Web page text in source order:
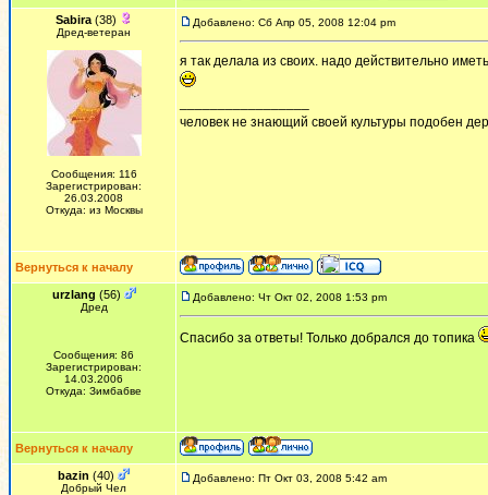
Sabira (38)
Дред-ветеран
Сообщения: 116
Зарегистрирован:
26.03.2008
Откуда: из Москвы
Добавлено: Сб Апр 05, 2008 12:04 pm
я так делала из своих. надо действительно
человек не знающий своей культуры подобен
Вернуться к началу
urzlang (56)
Дред
Сообщения: 86
Зарегистрирован:
14.03.2006
Откуда: Зимбабве
Добавлено: Чт Окт 02, 2008 1:53 pm
Спасибо за ответы! Только добрался до топика
Вернуться к началу
bazin (40)
Добрый Чел
Добавлено: Пт Окт 03, 2008 5:42 am